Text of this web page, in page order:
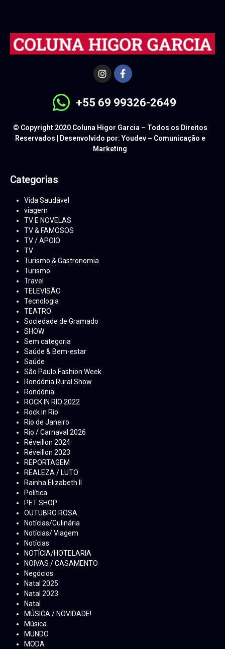
+55 69 99326-2649
© Copyright 2020 Coluna Higor Garcia – Todos os Direitos
Reservados | Desenvolvido por: Youdev – Comunicação e
Marketing
Categorias
Vida Saudável
viagem
TV E NOVELAS
TV & FAMOSOS
TV / APOIO
TV
Turismo & Gastronomia
Turismo
Travel
TELEVISÃO
Tecnologia
TEATRO
Sociedade de Gramado
SHOW
Sem categoria
Saúde & Bem-estar
Saúde
São Paulo Fashion Week
Rondônia Rural Show
Rondônia
ROCK IN RIO 2022
Rock in Rio
Rio de Janeiro
Rio / Carnaval 2026
Réveillon 2024
Réveillon 2023
REPORTAGEM
REALEZA / LUTO
Rainha Elizabeth ll
Política
PET SHOP
OUTUBRO ROSA
Notícias/Culinária
Notícias/ Viagem
Notícias
NOTÍCIA/HOTELARIA
NOIVAS / CASAMENTO
Negócios
Natal 2025
Natal 2023
Natal
MÚSICA / NOVIDADE!
Música
MUNDO
MODA